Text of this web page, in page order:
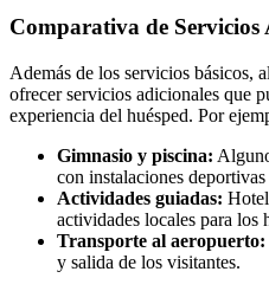
Comparativa de Servicios
Además de los servicios básicos,
ofrecer servicios adicionales que
experiencia del huésped. Por
Gimnasio y piscina:
con instalaciones
Actividades guiadas:
actividades locales para los
Transporte al aeropuerto:
y salida de los visitantes.